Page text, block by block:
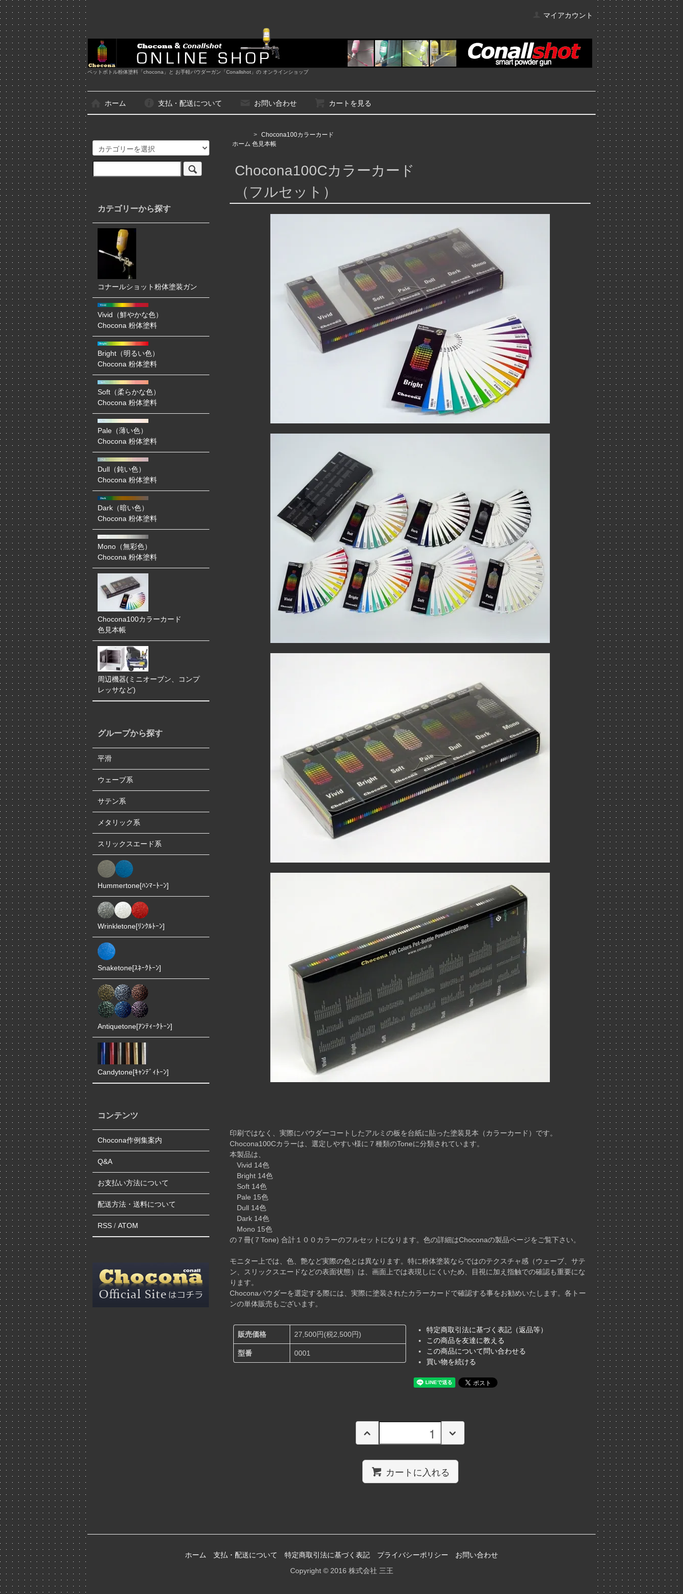
マイアカウント
ペットボトル粉体塗料「chocona」と お手軽パウダーガン「Conallshot」の オンラインショップ
ホーム 支払・配送について お問い合わせ カートを見る
ホーム
> Chocona100カラーカード
色見本帳
Chocona100Cカラーカード
（フルセット）
印刷ではなく、実際にパウダーコートしたアルミの板を台紙に貼った塗装見本（カラーカード）です。
Chocona100Cカラーは、選定しやすい様に７種類のToneに分類されています。
本製品は、
Vivid 14色
Bright 14色
Soft 14色
Pale 15色
Dull 14色
Dark 14色
Mono 15色
の７冊(７Tone) 合計１００カラーのフルセットになります。色の詳細はChoconaの製品ページをご覧下さい。
モニター上では、色、艶など実際の色とは異なります。特に粉体塗装ならではのテクスチャ感（ウェーブ、サテ
ン、スリックスエードなどの表面状態）は、画面上では表現しにくいため、目視に加え指触での確認も重要にな
ります。
Choconaパウダーを選定する際には、実際に塗装されたカラーカードで確認する事をお勧めいたします。各トー
ンの単体販売もございます。
販売価格 27,500円(税2,500円)
型番 0001
特定商取引法に基づく表記（返品等）
この商品を友達に教える
この商品について問い合わせる
買い物を続ける
カートに入れる
カテゴリーから探す
コナールショット粉体塗装ガン
Vivid（鮮やかな色）
Chocona 粉体塗料
Bright（明るい色）
Chocona 粉体塗料
Soft（柔らかな色）
Chocona 粉体塗料
Pale（薄い色）
Chocona 粉体塗料
Dull（鈍い色）
Chocona 粉体塗料
Dark（暗い色）
Chocona 粉体塗料
Mono（無彩色）
Chocona 粉体塗料
Chocona100カラーカード
色見本帳
周辺機器(ミニオーブン、コンプ
レッサなど)
グループから探す
平滑
ウェーブ系
サテン系
メタリック系
スリックスエード系
Hummertone[ﾊﾝﾏｰﾄｰﾝ]
Wrinkletone[ﾘﾝｸﾙﾄｰﾝ]
Snaketone[ｽﾈｰｸﾄｰﾝ]
Antiquetone[ｱﾝﾃｨｰｸﾄｰﾝ]
Candytone[ｷｬﾝﾃﾞｨﾄｰﾝ]
コンテンツ
Chocona作例集案内
Q&A
お支払い方法について
配送方法・送料について
RSS / ATOM
ホーム 支払・配送について 特定商取引法に基づく表記 プライバシーポリシー
お問い合わせ
Copyright © 2016 株式会社 三王